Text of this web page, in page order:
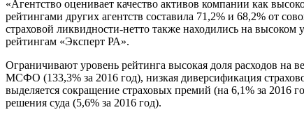
«Агентство оценивает качество активов компании как
рейтингами других агентств составила 71,2% и 68,2% от
страховой ликвидности-нетто также находились на
рейтингам «Эксперт РА».
Ограничивают уровень рейтинга высокая доля расходов на
МСФО (133,3% за 2016 год), низкая диверсификация
выделяется сокращение страховых премий (на 6,1% за 2016
решения суда (5,6% за 2016 год).